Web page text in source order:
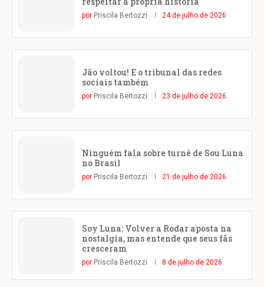
por Priscila Bertozzi 24 de julho de 2026
Jão voltou! E o tribunal das redes
sociais também
por Priscila Bertozzi 23 de julho de 2026
Ninguém fala sobre turnê de Sou Luna
no Brasil
por Priscila Bertozzi 21 de julho de 2026
Soy Luna: Volver a Rodar aposta na
nostalgia, mas entende que seus fãs
cresceram
por Priscila Bertozzi 8 de julho de 2026